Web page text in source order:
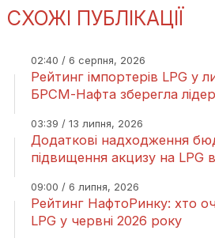
СХОЖІ ПУБЛІКАЦІЇ
02:40 / 6 серпня, 2026
Рейтинг імпортерів LPG у
БРСМ-Нафта зберегла
03:39 / 13 липня, 2026
Додаткові надходження
підвищення акцизу на LPG
09:00 / 6 липня, 2026
Рейтинг НафтоРинку: хто
LPG у червні 2026 року